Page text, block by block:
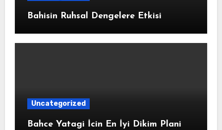
Bahisin Ruhsal Dengelere Etkisi
Uncategorized
Bahce Yatagi İcin En İyi Dikim Plani